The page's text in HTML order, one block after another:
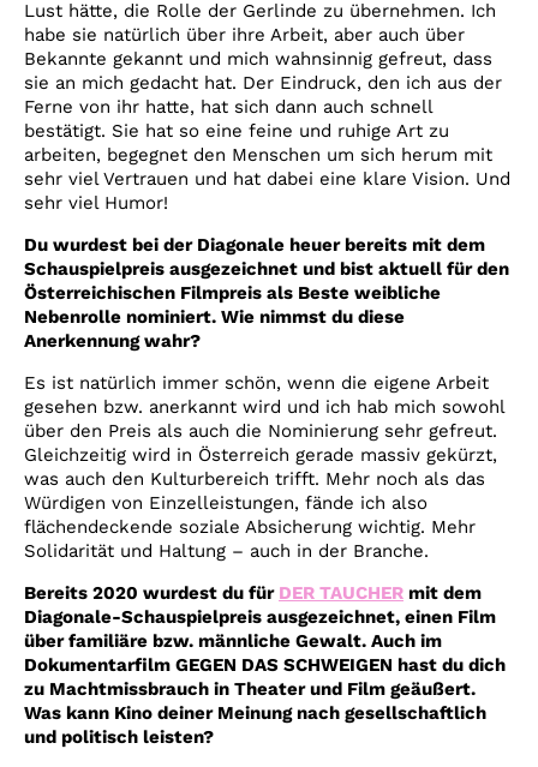
Lust hätte, die Rolle der Gerlinde zu übernehmen. Ich
habe sie natürlich über ihre Arbeit, aber auch über
Bekannte gekannt und mich wahnsinnig gefreut, dass
sie an mich gedacht hat. Der Eindruck, den ich aus der
Ferne von ihr hatte, hat sich dann auch schnell
bestätigt. Sie hat so eine feine und ruhige Art zu
arbeiten, begegnet den Menschen um sich herum mit
sehr viel Vertrauen und hat dabei eine klare Vision. Und
sehr viel Humor!
Du wurdest bei der Diagonale heuer bereits mit dem
Schauspielpreis ausgezeichnet und bist aktuell für den
Österreichischen Filmpreis als Beste weibliche
Nebenrolle nominiert. Wie nimmst du diese
Anerkennung wahr?
Es ist natürlich immer schön, wenn die eigene Arbeit
gesehen bzw. anerkannt wird und ich hab mich sowohl
über den Preis als auch die Nominierung sehr gefreut.
Gleichzeitig wird in Österreich gerade massiv gekürzt,
was auch den Kulturbereich trifft. Mehr noch als das
Würdigen von Einzelleistungen, fände ich also
flächendeckende soziale Absicherung wichtig. Mehr
Solidarität und Haltung – auch in der Branche.
Bereits 2020 wurdest du für DER TAUCHER mit dem
Diagonale-Schauspielpreis ausgezeichnet, einen Film
über familiäre bzw. männliche Gewalt. Auch im
Dokumentarfilm GEGEN DAS SCHWEIGEN hast du dich
zu Machtmissbrauch in Theater und Film geäußert.
Was kann Kino deiner Meinung nach gesellschaftlich
und politisch leisten?